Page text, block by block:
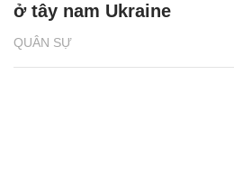
QUÂN SỰ
ở tây nam Ukraine